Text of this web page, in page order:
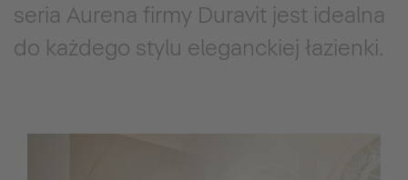
seria Aurena firmy Duravit jest idealna
do każdego stylu eleganckiej łazienki.